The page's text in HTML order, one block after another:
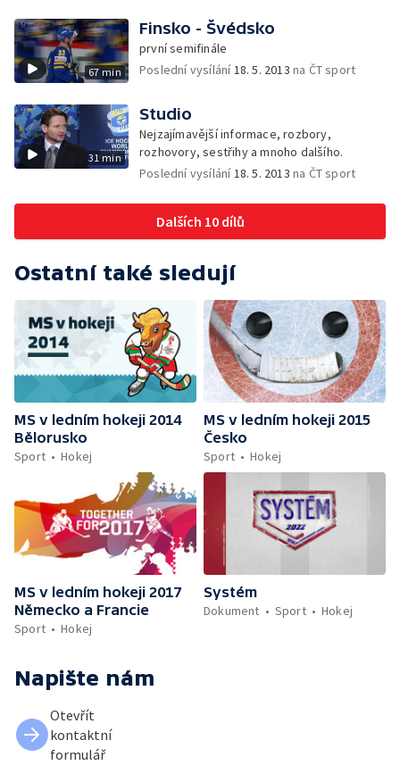
67 min
Finsko - Švédsko
první semifinále
Poslední vysílání18. 5. 2013 na ČT sport
31 min
Studio
Nejzajímavější informace, rozbory,
rozhovory, sestřihy a mnoho dalšího.
Poslední vysílání18. 5. 2013 na ČT sport
Dalších 10 dílů
Ostatní také sledují
MS v ledním hokeji 2014
Bělorusko
Sport
Hokej
MS v ledním hokeji 2015
Česko
Sport
Hokej
MS v ledním hokeji 2017
Německo a Francie
Sport
Hokej
Systém
Dokument
Sport Hokej
Napište nám
Otevřít
kontaktní
formulář